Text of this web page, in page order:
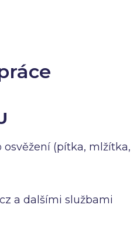
(pítka, mlžítka,
a dalšími službami